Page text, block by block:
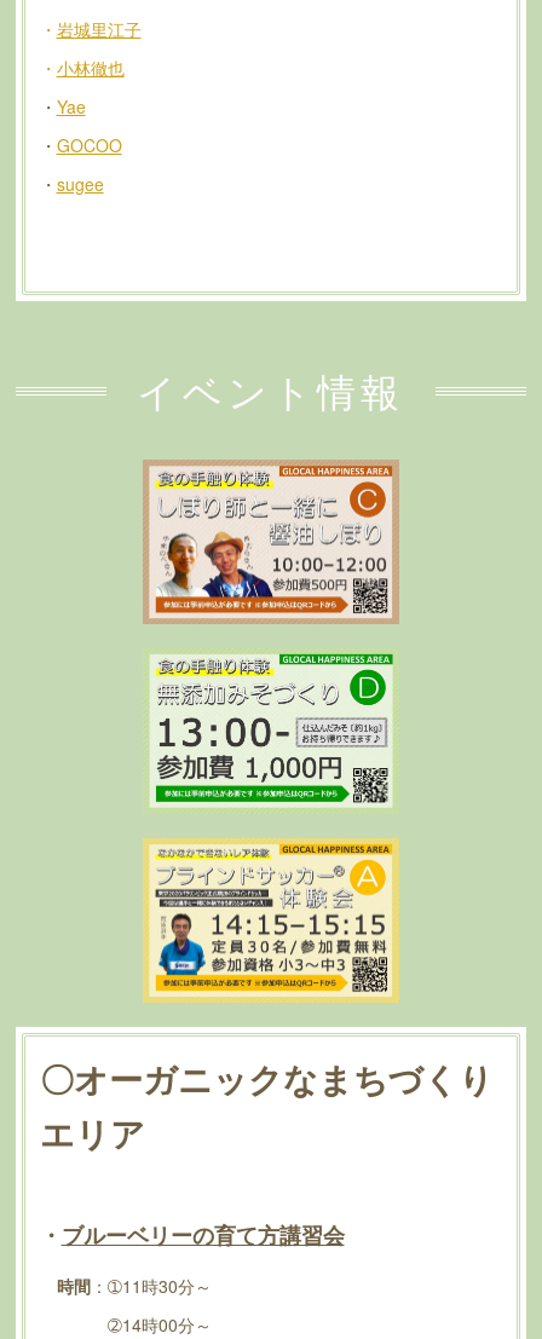
・ 岩城里江子
・ 小林徹也
・ Yae
・ GOCOO
・ sugee
イベント情報
〇オーガニックなまちづくり
エリア
・ ブルーベリーの育て方講習会
時間：➀11時30分～
➁14時00分～